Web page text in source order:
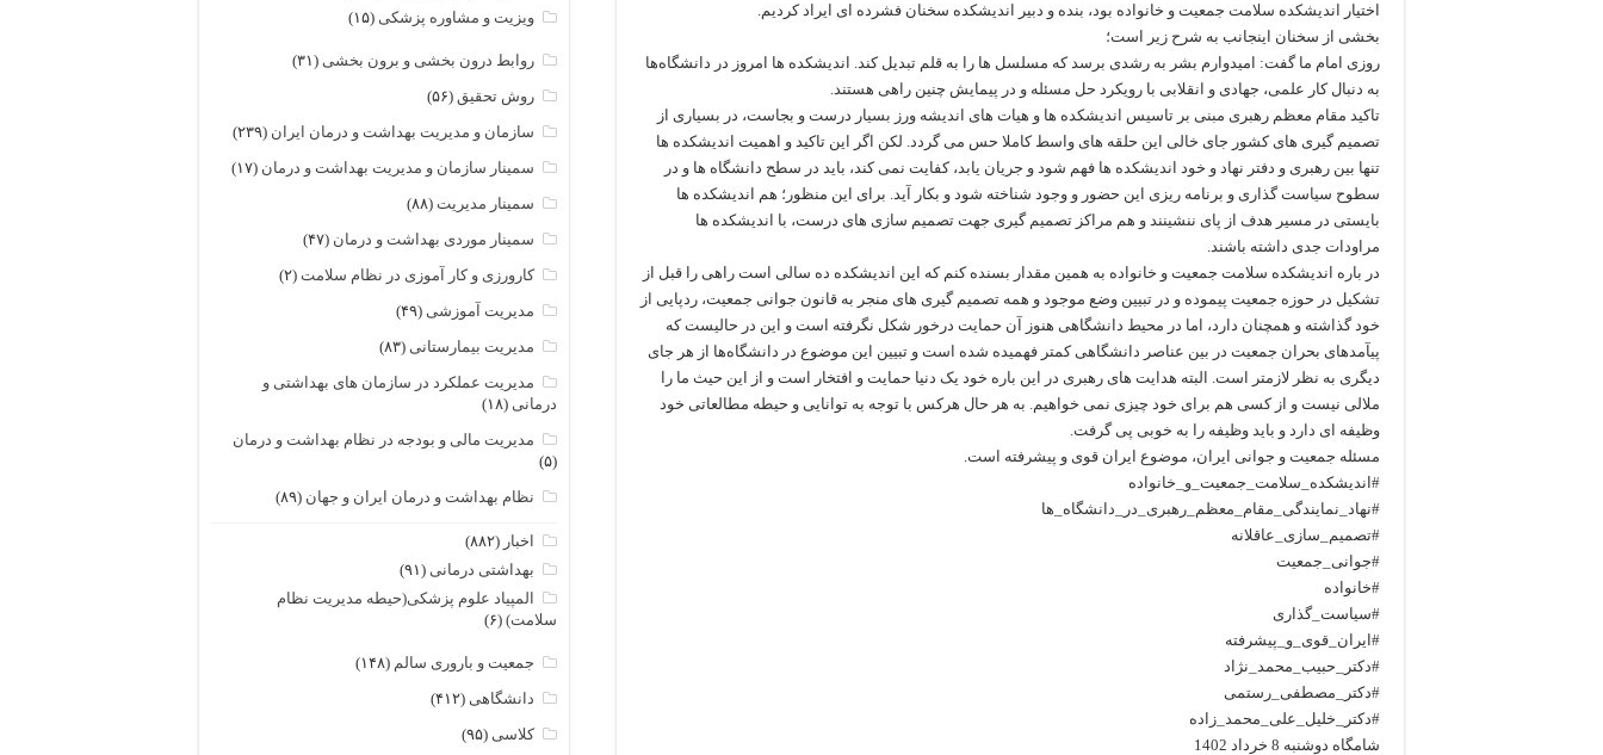
اختیار اندیشکده سلامت جمعیت و خانواده بود، بنده و دبیر اندیشکده سخنان فشرده ای ایراد کردیم.
بخشی از سخنان اینجانب به شرح زیر است؛
روزی امام ما گفت: امیدوارم بشر به رشدی برسد که مسلسل ها را به قلم تبدیل کند. اندیشکده ها امروز در دانشگاه‌ها
به دنبال کار علمی، جهادی و انقلابی با رویکرد حل مسئله و در پیمایش چنین راهی هستند.
تاکید مقام معظم رهبری مبنی بر تاسیس اندیشکده ها و هیات های اندیشه ورز بسیار درست و بجاست، در بسیاری از
تصمیم گیری های کشور جای خالی این حلقه های واسط کاملا حس می گردد. لکن اگر این تاکید و اهمیت اندیشکده ها
تنها بین رهبری و دفتر نهاد و خود اندیشکده ها فهم شود و جریان یابد، کفایت نمی کند، باید در سطح دانشگاه ها و در
سطوح سیاست گذاری و برنامه ریزی این حضور و وجود شناخته شود و بکار آید. برای این منظور؛ هم اندیشکده ها
بایستی در مسیر هدف از پای ننشینند و هم مراکز تصمیم گیری جهت تصمیم سازی های درست، با اندیشکده ها
مراودات جدی داشته باشند.
در باره اندیشکده سلامت جمعیت و خانواده به همین مقدار بسنده کنم که این اندیشکده ده سالی است راهی را قبل از
تشکیل در حوزه جمعیت پیموده و در تبیین وضع موجود و همه تصمیم گیری های منجر به قانون جوانی جمعیت، ردپایی از
خود گذاشته و همچنان دارد، اما در محیط دانشگاهی هنوز آن حمایت درخور شکل نگرفته است و این در حالیست که
پیآمدهای بحران جمعیت در بین عناصر دانشگاهی کمتر فهمیده شده است و تبیین این موضوع در دانشگاه‌ها از هر جای
دیگری به نظر لازمتر است. البته هدایت های رهبری در این باره خود یک دنیا حمایت و افتخار است و از این حیث ما را
ملالی نیست و از کسی هم برای خود چیزی نمی خواهیم. به هر حال هرکس با توجه به توانایی و حیطه مطالعاتی خود
وظیفه ای دارد و باید وظیفه را به خوبی پی گرفت.
مسئله جمعیت و جوانی ایران، موضوع ایران قوی و پیشرفته است.
#اندیشکده_سلامت_جمعیت_و_خانواده
#نهاد_نمایندگی_مقام_معظم_رهبری_در_دانشگاه_ها
#تصمیم_سازی_عاقلانه
#جوانی_جمعیت
#خانواده
#سیاست_گذاری
#ایران_قوی_و_پیشرفته
#دکتر_حبیب_محمد_نژاد
#دکتر_مصطفی_رستمی
#دکتر_خلیل_علی_محمد_زاده
شامگاه دوشنبه 8 خرداد 1402
ویزیت و مشاوره پزشکی (۱۵)
روابط درون بخشی و برون بخشی (۳۱)
روش تحقیق(۵۶)
سازمان و مدیریت بهداشت و درمان ایران (۲۳۹)
سمینار سازمان و مدیریت بهداشت و درمان (۱۷)
سمینار مدیریت(۸۸)
سمینار موردی بهداشت و درمان (۴۷)
کارورزی و کار آموزی در نظام سلامت(۲)
مدیریت آموزشی (۴۹)
مدیریت بیمارستانی (۸۳)
مدیریت عملکرد در سازمان های بهداشتی و
درمانی (۱۸)
مدیریت مالی و بودجه در نظام بهداشت و درمان
(۵)
نظام بهداشت و درمان ایران و جهان (۸۹)
اخبار (۸۸۲)
بهداشتی درمانی (۹۱)
المپیاد علوم پزشکی(حیطه مدیریت نظام
سلامت) (۶)
جمعیت و باروری سالم (۱۴۸)
دانشگاهی (۴۱۲)
کلاسی (۹۵)